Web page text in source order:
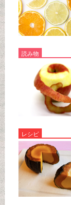
読み物
レシピ